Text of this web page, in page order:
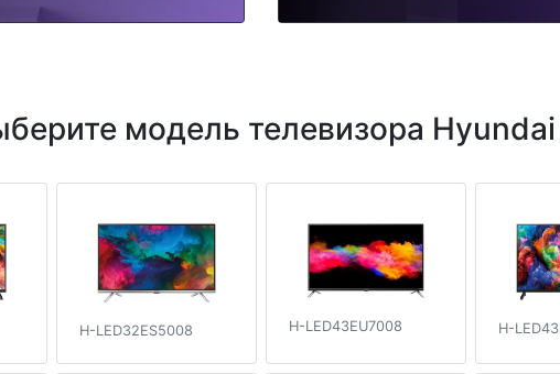
модель телевизора Hyundai
H-LED32ES5008 H-LED43EU7008 H-